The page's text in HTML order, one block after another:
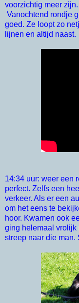
voorzichtig meer zijn.
Vanochtend rondje
goed. Ze loopt zo
lijnen en altijd naast.
14:34 uur: weer een
perfect. Zelfs een
verkeer. Als er een
om het eens te
hoor. Kwamen ook
ging helemaal vrolijk
streep naar die man.